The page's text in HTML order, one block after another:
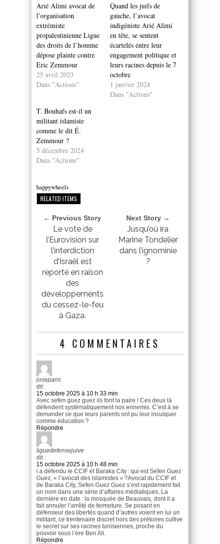
Arié Alimi avocat de
l’organisation
extrémiste
propalestinienne Ligue
des droits de l’homme
dépose plainte contre
Eric Zemmour
25 avril 2023
Dans "Actions"
Quand les juifs de
gauche, l’avocat
indigéniste Arié Alimi
en tête, se sentent
écartelés entre leur
engagement politique et
leurs racines depuis le 7
octobre
1 janvier 2024
Dans "Actions"
T. Bouhafs est-il un
militant islamiste
comme le dit É.
Zemmour ?
5 décembre 2024
Dans "Actions"
happywheels
RELATED ITEMS
← Previous Story
Le vote de
l’Eurovision sur
l’interdiction
d’Israël est
reporté en raison
des
développements
du cessez-le-feu
à Gaza.
Next Story →
Jusqu’où ira
Marine Tondelier
dans l’ignominie
?
4 COMMENTAIRES
joseparis
dit :
15 octobre 2025 à 10 h 33 min
Avec sefen guez guez ils font la paire ! Ces deux là
défendent systématiquement nos ennemis. C’est à se
demander ce que leurs parents ont pu leur inculquer
comme éducation ?
Répondre
liguedefensejuive
dit :
15 octobre 2025 à 10 h 48 min
l a défendu le CCIF et Baraka City : qui est Sefen Guez
Guez, « l’avocat des islamistes » ?Avocat du CCIF et
de Baraka City, Sefen Guez Guez s’est rapidement fait
un nom dans une série d’affaires médiatiques. La
dernière en date : la mosquée de Beauvais, dont il a
fait annuler l’arrêté de fermeture. Se posant en
défenseur des libertés quand d’autres voient en lui un
militant, ce trentenaire discret hors des prétoires cultive
le secret sur ses racines tunisiennes, proche du
pouvoir sous l’ère Ben Ali.
Répondre